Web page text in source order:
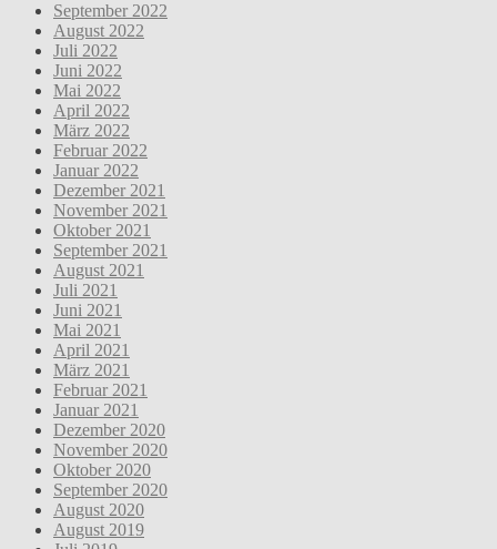
September 2022
August 2022
Juli 2022
Juni 2022
Mai 2022
April 2022
März 2022
Februar 2022
Januar 2022
Dezember 2021
November 2021
Oktober 2021
September 2021
August 2021
Juli 2021
Juni 2021
Mai 2021
April 2021
März 2021
Februar 2021
Januar 2021
Dezember 2020
November 2020
Oktober 2020
September 2020
August 2020
August 2019